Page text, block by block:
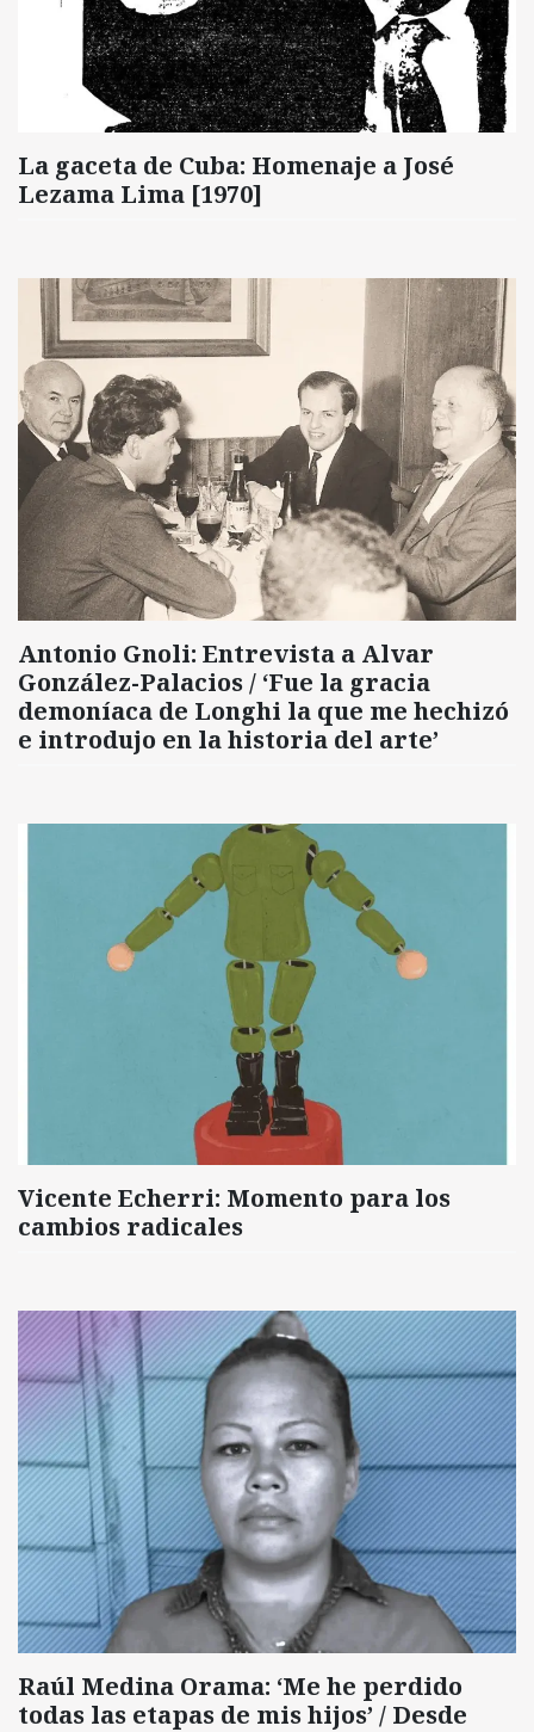
La gaceta de Cuba: Homenaje a José
Lezama Lima [1970]
Antonio Gnoli: Entrevista a Alvar
González-Palacios / ‘Fue la gracia
demoníaca de Longhi la que me hechizó
e introdujo en la historia del arte’
Vicente Echerri: Momento para los
cambios radicales
Raúl Medina Orama: ‘Me he perdido
todas las etapas de mis hijos’ / Desde